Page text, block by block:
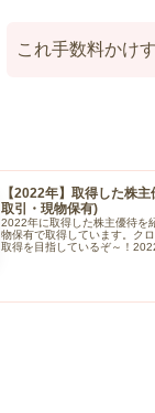
これ手数料かけ
【2022年】取得した株
取引・現物保有)
2022年に取得した株主優待を
物保有で取得しています。ク
取得を目指しているぞ～！